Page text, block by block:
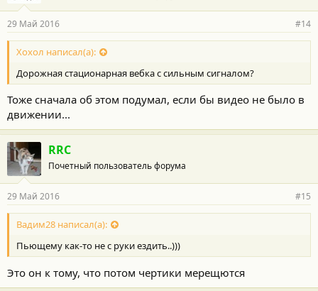
29 Май 2016 #14
Хохол написал(а):
Дорожная стационарная вебка с сильным сигналом?
Тоже сначала об этом подумал, если бы видео не было в
движении...
RRC
Почетный пользователь форума
29 Май 2016 #15
Вадим28 написал(а):
Пьющему как-то не с руки ездить..)))
Это он к тому, что потом чертики мерещются